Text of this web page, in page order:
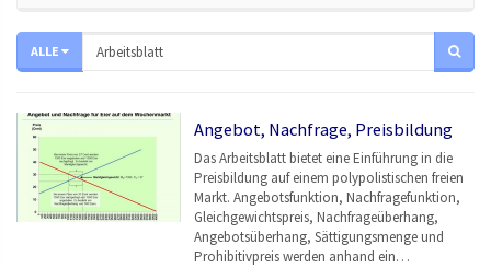
ALLE
Angebot, Nachfrage, Preisbildung
Das Arbeitsblatt bietet eine Einführung in die
Preisbildung auf einem polypolistischen freien
Markt. Angebotsfunktion, Nachfragefunktion,
Gleichgewichtspreis, Nachfrageüberhang,
Angebotsüberhang, Sättigungsmenge und
Prohibitivpreis werden anhand ein…